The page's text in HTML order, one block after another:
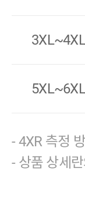
3XL~4XL
5XL~6XL
- 4XR 측정
- 상품 상세